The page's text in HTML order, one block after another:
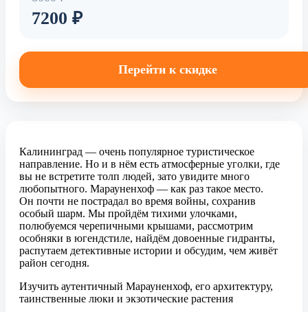
7200 ₽
Перейти к скидке
Калининград — очень популярное туристическое
направление. Но и в нём есть атмосферные уголки, где
вы не встретите толп людей, зато увидите много
любопытного. Марауненхоф — как раз такое место.
Он почти не пострадал во время войны, сохранив
особый шарм. Мы пройдём тихими улочками,
полюбуемся черепичными крышами, рассмотрим
особняки в югендстиле, найдём довоенные гидранты,
распутаем детективные истории и обсудим, чем живёт
район сегодня.
Изучить аутентичный Марауненхоф, его архитектуру,
таинственные люки и экзотические растения